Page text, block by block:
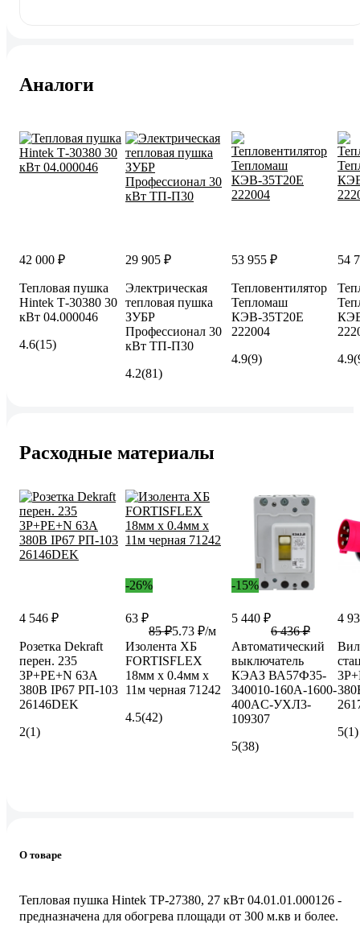
Аналоги
42 000 ₽
Тепловая пушка
Hintek Т-30380 30
кВт 04.000046
4.6(15)
29 905 ₽
Электрическая
тепловая пушка
ЗУБР
Профессионал 30
кВт ТП-П30
4.2(81)
53 955 ₽
Тепловентилятор
Тепломаш
КЭВ-35Т20Е
222004
4.9(9)
54
4.9
Расходные материалы
4 546 ₽
Розетка Dekraft
перен. 235
3Р+РЕ+N 63А
380В IP67 РП-103
26146DEK
2(1)
-26%
63 ₽
85 ₽5.73 ₽/м
Изолента ХБ
FORTISFLEX
18мм х 0.4мм х
11м черная 71242
4.5(42)
-15%
5 440 ₽
6 436 ₽
Автоматический
выключатель
КЭАЗ ВА57Ф35-
340010-160А-1600-
400AC-УХЛ3-
109307
5(38)
4
5(1)
О товаре
Тепловая пушка Hintek TP-27380, 27 кВт 04.01.01.000126 -
предназначена для обогрева площади от 300 м.кв и более.